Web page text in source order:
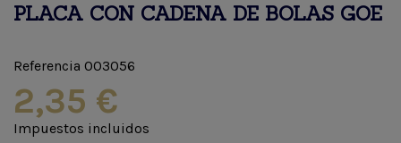
PLACA CON CADENA DE BOLAS GOE
Referencia 003056
2,35 €
Impuestos incluidos